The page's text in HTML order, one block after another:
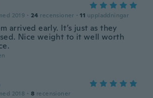
2019 · 24 recensioner · 11 uppladdningar
arrived early. It’s just as they
Nice weight to it well worth
2018 · 8 recensioner